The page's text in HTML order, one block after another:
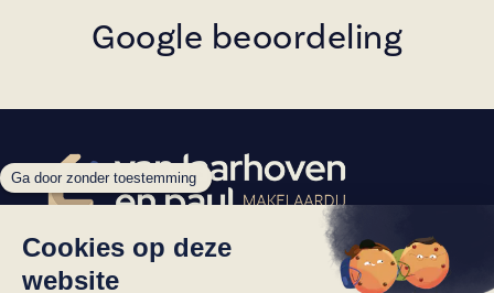
Google beoordeling
Nieuwstraat 105
7311 BR Apeldoorn
055 303 40 25
info@vlpmakelaardij.nl